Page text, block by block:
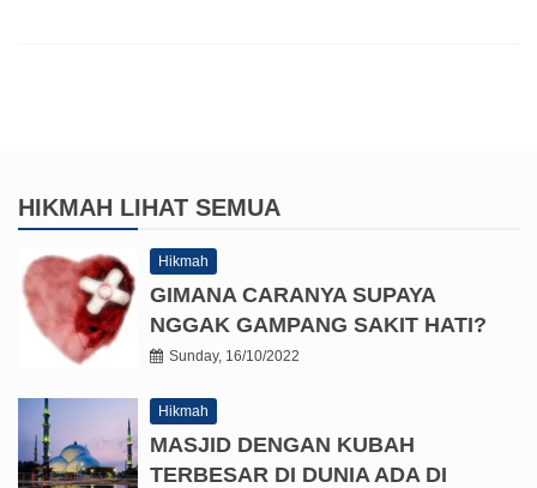
HIKMAH LIHAT SEMUA
Hikmah
GIMANA CARANYA SUPAYA
NGGAK GAMPANG SAKIT HATI?
Sunday, 16/10/2022
Hikmah
MASJID DENGAN KUBAH
TERBESAR DI DUNIA ADA DI